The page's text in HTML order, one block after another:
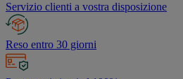
Servizio clienti a vostra disposizione
Reso entro 30 giorni